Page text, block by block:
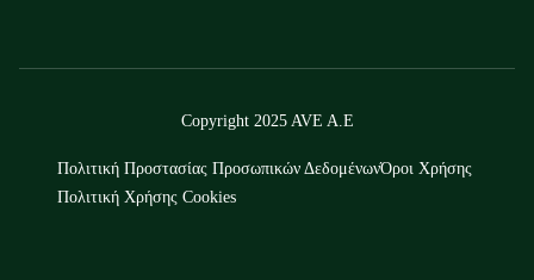
Copyright 2025 AVE A.E
Όροι Χρήσης
Πολιτική Προστασίας Προσωπικών Δεδομένων
Πολιτική Χρήσης Cookies